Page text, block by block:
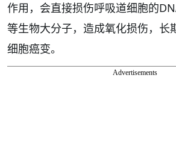
作用，会直接损伤呼吸道细胞的
等生物大分子，造成氧化损伤，长
细胞癌变。
Advertisements